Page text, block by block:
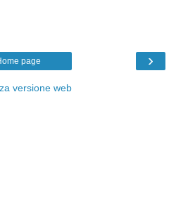
›
page
versione web